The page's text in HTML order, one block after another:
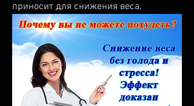
приносит для снижения веса.